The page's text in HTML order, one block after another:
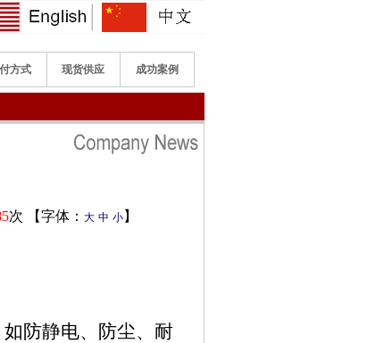
方式 现货供应 成功案例
种工作服的制服厂家。经营范围：定做工作服、制服、工程服、连
次 【字体： 大 中 小】
防静电、防尘、耐